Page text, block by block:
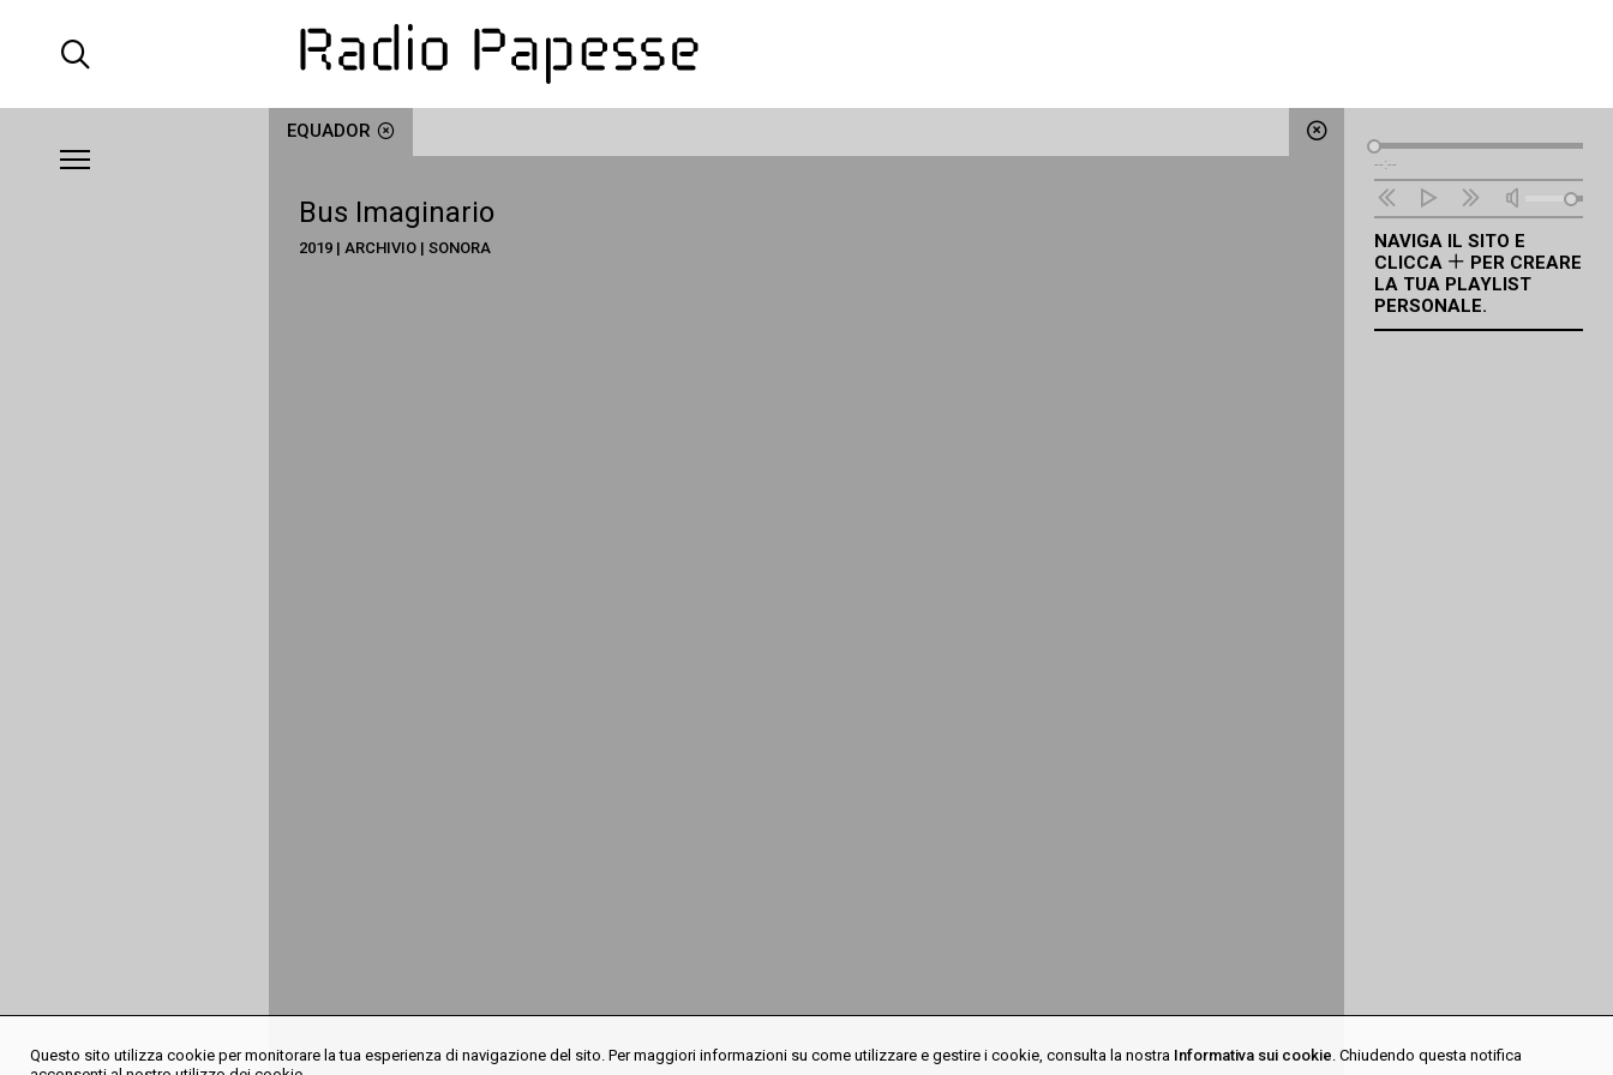
EQUADOR
Bus Imaginario
2019 | ARCHIVIO | SONORA
Lettore
Audio
--:--
NAVIGA IL SITO E
CLICCA
PER CREARE
LA TUA PLAYLIST
PERSONALE.
Questo sito utilizza cookie per monitorare la tua esperienza di navigazione del sito. Per maggiori informazioni su come utilizzare e gestire i cookie, consulta la nostra Informativa sui cookie. Chiudendo questa notifica